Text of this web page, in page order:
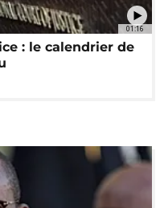
01:16
: le calendrier de